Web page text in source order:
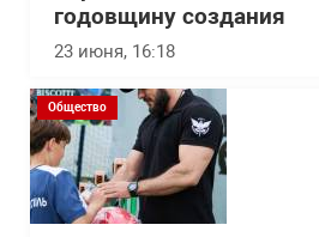
годовщину создания
23 июня, 16:18
Общество